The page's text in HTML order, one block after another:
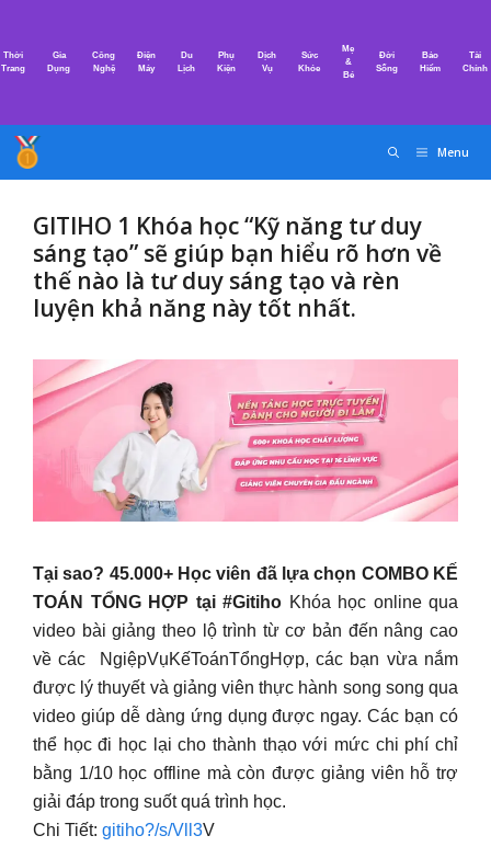
nội
Thời
Trang
Gia
Dụng
Công
Nghệ
Điện
Máy
Du
Lịch
Phụ
Kiện
Dịch
Vụ
Sức
Khỏe
Mẹ
&
Bé
Đời
Sống
Bảo
Hiểm
Tài
Chính
Menu
GITIHO 1 Khóa học “Kỹ năng tư duy
sáng tạo” sẽ giúp bạn hiểu rõ hơn về
thế nào là tư duy sáng tạo và rèn
luyện khả năng này tốt nhất.
Tại sao? 45.000+ Học viên đã lựa chọn COMBO KẾ
TOÁN TỔNG HỢP tại #Gitiho Khóa học online qua
video bài giảng theo lộ trình từ cơ bản đến nâng cao
về các NgiệpVụKếToánTổngHợp, các bạn vừa nắm
được lý thuyết và giảng viên thực hành song song qua
video giúp dễ dàng ứng dụng được ngay. Các bạn có
thể học đi học lại cho thành thạo với mức chi phí chỉ
bằng 1/10 học offline mà còn được giảng viên hỗ trợ
giải đáp trong suốt quá trình học.
Chi Tiết: gitiho?/s/Vll3V